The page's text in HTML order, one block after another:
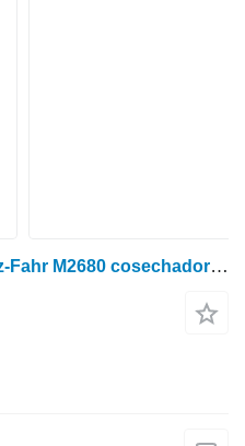
Eje de engranaje para Deutz-Fahr M2680 cosechadora de cereales